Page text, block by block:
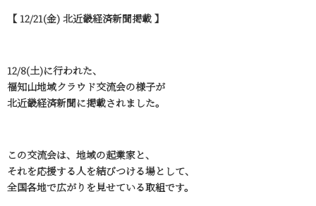
【 12/21(金) 北近畿経済新聞掲載 】
12/8(土)に行われた、
福知山地域クラウド交流会の様子が
北近畿経済新聞に掲載されました。
この交流会は、地域の起業家と、
それを応援する人を結びつける場として、
全国各地で広がりを見せている取組です。